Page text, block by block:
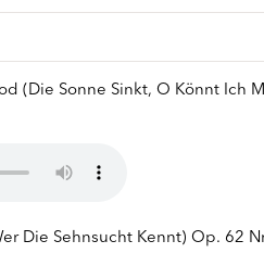
(Die Sonne Sinkt, O Könnt Ich
Die Sehnsucht Kennt) Op. 62